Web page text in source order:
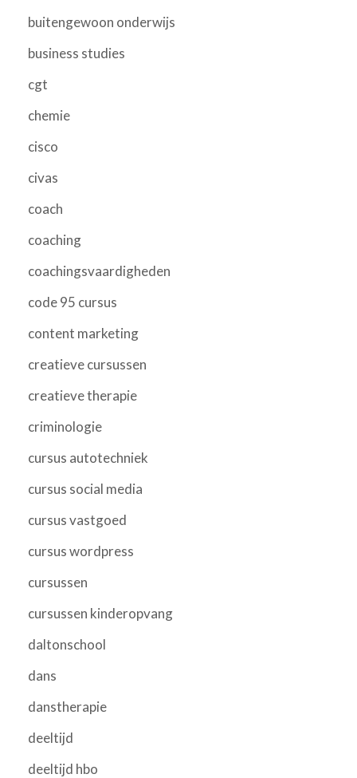
buitengewoon onderwijs
business studies
cgt
chemie
cisco
civas
coach
coaching
coachingsvaardigheden
code 95 cursus
content marketing
creatieve cursussen
creatieve therapie
criminologie
cursus autotechniek
cursus social media
cursus vastgoed
cursus wordpress
cursussen
cursussen kinderopvang
daltonschool
dans
danstherapie
deeltijd
deeltijd hbo